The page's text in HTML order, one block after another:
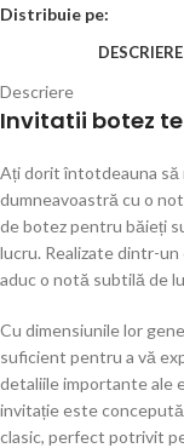
Distribuie pe:
DESCRIERE
Descriere
Invitatii botez
Ați dorit întotdeauna să
dumneavoastră cu o
de botez pentru băieți
lucru. Realizate dintr-
aduc o notă subtilă de
Cu dimensiunile lor
suficient pentru a vă
detaliile importante ale
invitație este
clasic, perfect potrivit